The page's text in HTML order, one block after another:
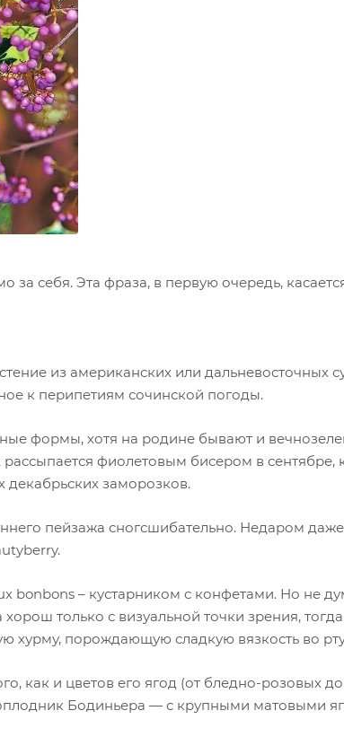
за себя. Эта фраза, в первую очередь,
из американских или дальневосточных
к перипетиям сочинской погоды.
формы, хотя на родине бывают и
фиолетовым бисером в сентябре,
заморозков.
пейзажа сногсшибательно. Недаром
bonbons – кустарником с конфетами. Но не
только с визуальной точки зрения, тогда
хурму, порождающую сладкую вязкость во
как и цветов его ягод (от бледно-розовых
Бодиньера — с крупными матовыми